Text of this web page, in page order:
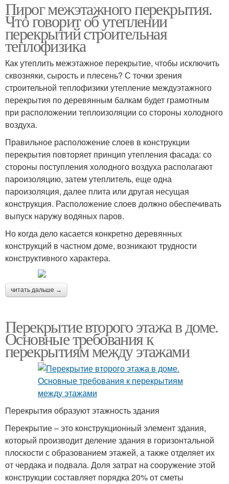
Пирог межэтажного перекрытия.
Что говорит об утеплении
перекрытий строительная
теплофизика
Как утеплить межэтажное перекрытие, чтобы исключить
сквозняки, сырость и плесень? С точки зрения
строительной теплофизики утепление междуэтажного
перекрытия по деревянным балкам будет грамотным
при расположении теплоизоляции со стороны холодного
воздуха.
Правильное расположение слоев в конструкции
перекрытия повторяет принцип утепления фасада: со
стороны поступления холодного воздуха располагают
пароизоляцию, затем утеплитель, еще одна
пароизоляция, далее плита или другая несущая
конструкция. Расположение слоев должно обеспечивать
выпуск наружу водяных паров.
Но когда дело касается конкретно деревянных
конструкций в частном доме, возникают трудности
конструктивного характера.
читать дальше →
Перекрытие второго этажа в доме.
Основные требования к
перекрытиям между этажами
Перекрытия образуют этажность здания
Перекрытие – это конструкционный элемент здания,
который производит деление здания в горизонтальной
плоскости с образованием этажей, а также отделяет их
от чердака и подвала. Доля затрат на сооружение этой
конструкции составляет порядка 20% от сметы